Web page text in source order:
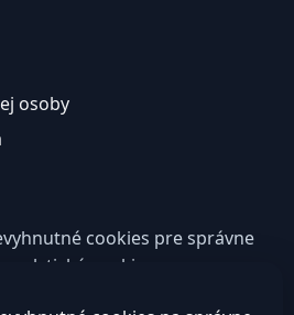
osoby
cookies pre správne
cookies na
skúsenosti.